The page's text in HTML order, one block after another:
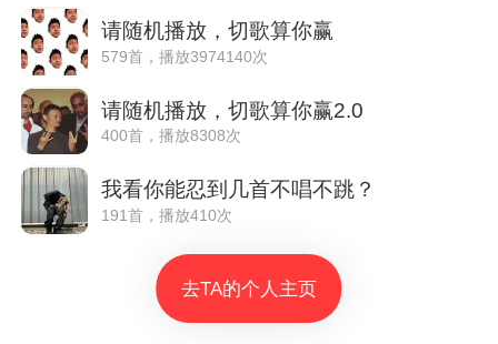
请随机播放，切歌算你赢
579首，播放3974140次
请随机播放，切歌算你赢2.0
400首，播放8308次
我看你能忍到几首不唱不跳？
191首，播放410次
去TA的个人主页